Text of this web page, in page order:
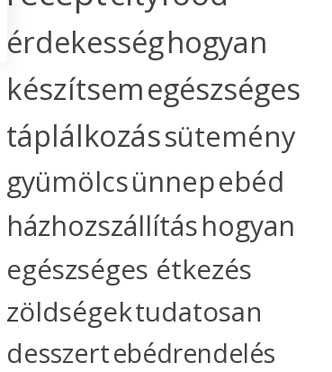
érdekességhogyan
készítsemegészséges
táplálkozássütemény
gyümölcsünnepebéd
házhozszállításhogyan
egészséges étkezés
zöldségektudatosan
desszertebédrendelés